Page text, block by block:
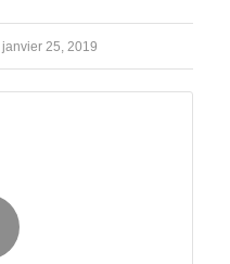
janvier 25, 2019